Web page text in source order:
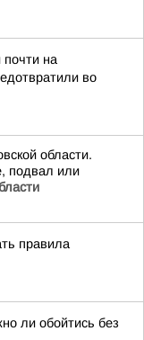
почти на
во
области.
подвал или
правила
ли обойтись без